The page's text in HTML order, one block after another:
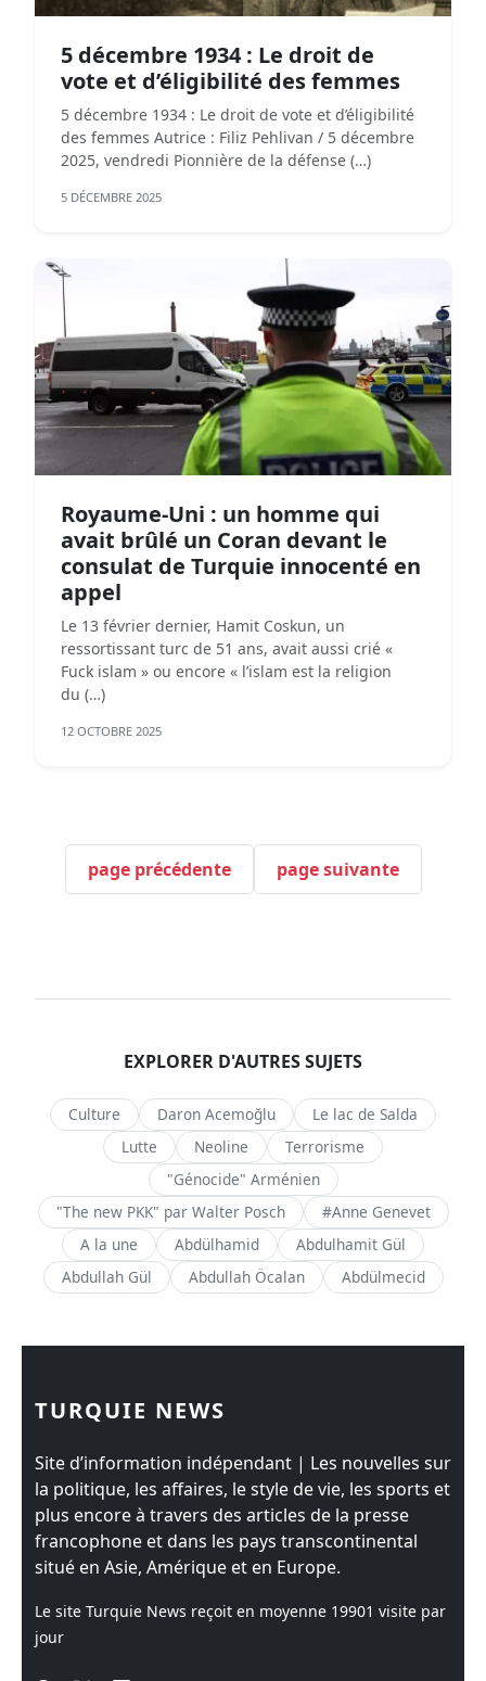
5 décembre 1934 : Le droit de
vote et d’éligibilité des femmes
5 décembre 1934 : Le droit de vote et d’éligibilité
des femmes Autrice : Filiz Pehlivan / 5 décembre
2025, vendredi Pionnière de la défense (…)
5 DÉCEMBRE 2025
Royaume-Uni : un homme qui
avait brûlé un Coran devant le
consulat de Turquie innocenté en
appel
Le 13 février dernier, Hamit Coskun, un
ressortissant turc de 51 ans, avait aussi crié «
Fuck islam » ou encore « l’islam est la religion
du (…)
12 OCTOBRE 2025
page précédente page suivante
EXPLORER D'AUTRES SUJETS
Culture Daron Acemoğlu
Le lac de Salda
Lutte
Neoline
Terrorisme
"Génocide" Arménien
"The new PKK" par Walter Posch
#Anne Genevet
A la une
Abdülhamid
Abdulhamit Gül
Abdullah Gül
Abdullah Öcalan Abdülmecid
TURQUIE NEWS
Site d’information indépendant | Les nouvelles sur
la politique, les affaires, le style de vie, les sports et
plus encore à travers des articles de la presse
francophone et dans les pays transcontinental
situé en Asie, Amérique et en Europe.
Le site Turquie News reçoit en moyenne 19901 visite par
jour